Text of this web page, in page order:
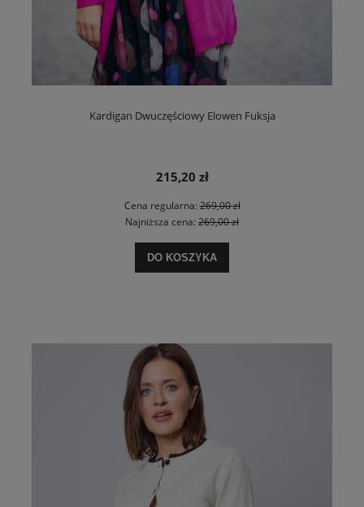
Kardigan Dwuczęściowy Elowen Fuksja
215,20 zł
Cena regularna:269,00 zł
Najniższa cena: 269,00 zł
DO KOSZYKA